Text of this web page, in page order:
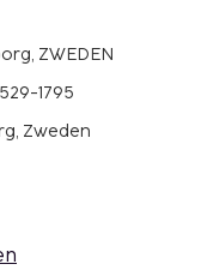
ZWEDEN
1795
Zweden